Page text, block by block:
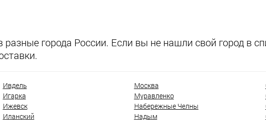
города России. Если вы не нашли свой город в
Ивдель
Игарка
Ижевск
Иланский
Москва
Муравленко
Набережные Челны
Надым